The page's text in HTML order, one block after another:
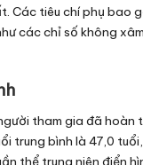
Các tiêu chí phụ bao
các chỉ số không
tham gia đã hoàn
trung bình là 47,0
thể trung niên điển